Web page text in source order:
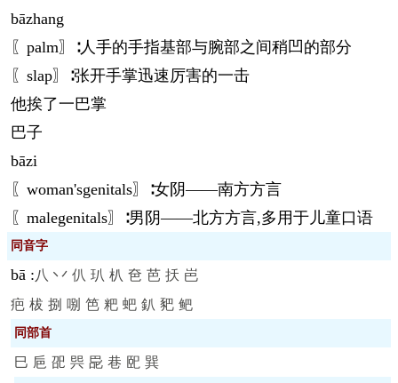
bāzhang
〖palm〗∶人手的手指基部与腕部之间稍凹的部分
〖slap〗∶张开手掌迅速厉害的一击
他挨了一巴掌
巴子
bāzi
〖woman'sgenitals〗∶女阴——南方方言
〖malegenitals〗∶男阴——北方方言,多用于儿童口语
同音字
bā : 八 丷 仈 玐 朳 夿 芭 扷 岜
疤 柭 捌 哵 笆 粑 蚆 釟 豝 鲃
同部首
巳 巵 巶 巺 巼 巷 巸 巽